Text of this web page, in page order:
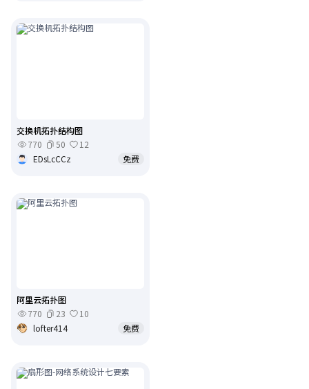
交换机拓扑结构图
770
50
12
EDsLcCCz
免费
阿里云拓扑图
770
23
10
lofter414
免费